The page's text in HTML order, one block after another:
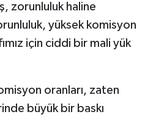
zorunluluk haline
yüksek komisyon
için ciddi bir mali yük
oranları, zaten
büyük bir baskı